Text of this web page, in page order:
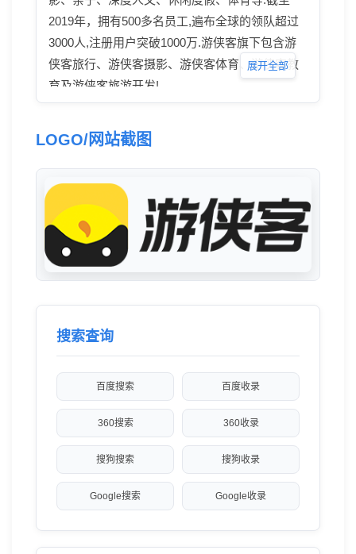
2019年，拥有500多名员工,遍布全球的领队超过
3000人,注册用户突破1000万.游侠客旗下包含游
侠客旅行、游侠客摄影、游侠客体育、游侠客教
育及游侠客旅游开发!
展开全部
LOGO/网站截图
搜索查询
百度搜索 百度收录
360搜索 360收录
搜狗搜索 搜狗收录
Google搜索 Google收录